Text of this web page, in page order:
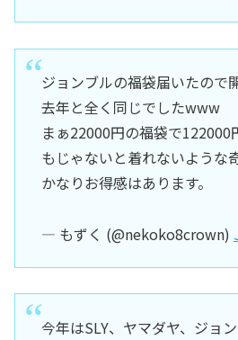
ジョンブルの福袋届いたので
去年と全く同じでしたwww
まぁ22000円の福袋で122000
もじゃないと着れないような
かなりお得感はあります。
— もずく (@nekoko8crown)
今年はSLY、ヤマダヤ、ジョ